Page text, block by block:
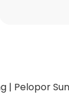
| Pelopor